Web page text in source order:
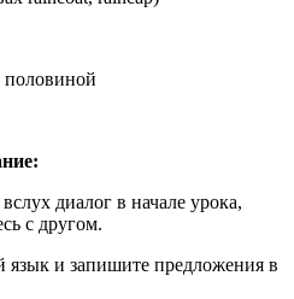
половиной
диалог в начале урока,
с другом.
язык и запишите предложения в